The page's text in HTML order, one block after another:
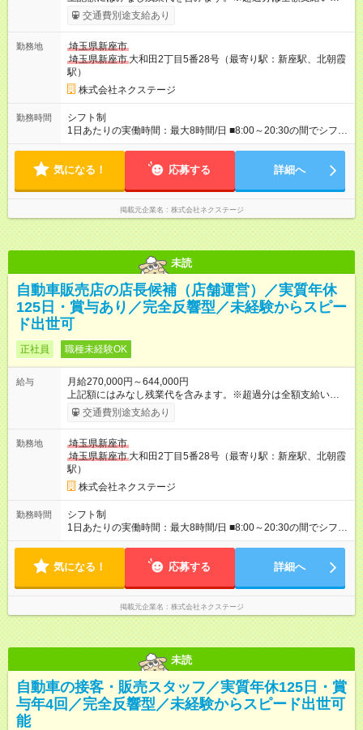
ます。 みなし残業代 59,000円／月 みなし残業時間 29時間／月
※スキル・能力等を考慮の上決定します。 ＼★ご希望の働き方
ーバル型（全国転勤あり） 月収32万円～64万4，000円 ※グロ
ーバル手当4万1，000円／月を含みます。 ■中域型（エリア内勤
務：県を跨ぐ転勤あり・転居は応相談） 月収29万円～60万7，
000円 ■地域限定型（転居を伴う転勤なし：通勤可能な範囲の
み） 月収270万～58万3，000円 【 昇給・賞与 】 ■昇給：年1
回 ■賞与：通常賞与/年4回＋チーム賞与/年2回（☆あなたの活躍
に合わせて支給！※規定あり） 【試用期間】試用期間あり 試用
交通費別途支給あり
勤務地
埼玉県新座市
埼玉県新座市 大和田2丁目5番28号（最寄り駅：新座駅、北朝霞
駅）
株式会社ネクステージ
勤務時間
シフト制
1日あたりの実働時間：最大8時間/日 ■8:00～20:30の間でシフト
制（実働8h／休憩60分） ※9:30～18:30（メイン時間帯）を軸
業が少なめなので、仕事終わりの趣味や家族と過ごす時間もた
気になる！ 応募する 詳細へ
掲載元企業名 株式会社ネクステージ
未読
自動車販売店の店長候補（店舗運営）／実質年休
125日・賞与あり／完全反響型／未経験からスピー
ド出世可
正社員 職種未経験OK
給与
月給270,000円～644,000円
上記額にはみなし残業代を含みます。※超過分は全額支給いたし
ます。 みなし残業代 59,000円／月 みなし残業時間 29時間／月
※スキル・能力等を考慮の上決定します。 ＼★ご希望の働き方
ーバル型（全国転勤あり） 月収32万円～64万4，000円 ※グロ
ーバル手当4万1，000円／月を含みます。 ■中域型（エリア内勤
務：県を跨ぐ転勤あり・転居は応相談） 月収29万円～60万7，
000円 ■地域限定型（転居を伴う転勤なし：通勤可能な範囲の
み） 月収270万～58万3，000円 【 昇給・賞与 】 ■昇給：年1
回 ■賞与：通常賞与/年4回＋チーム賞与/年2回（☆あなたの活躍
に合わせて支給！※規定あり） 【試用期間】試用期間あり 試用
交通費別途支給あり
勤務地
埼玉県新座市
埼玉県新座市 大和田2丁目5番28号（最寄り駅：新座駅、北朝霞
駅）
株式会社ネクステージ
勤務時間
シフト制
1日あたりの実働時間：最大8時間/日 ■8:00～20:30の間でシフト
制（実働8h／休憩60分） ※9:30～18:30（メイン時間帯）を軸
業が少なめなので、仕事終わりの趣味や家族と過ごす時間もた
気になる！ 応募する 詳細へ
掲載元企業名 株式会社ネクステージ
未読
自動車の接客・販売スタッフ／実質年休125日・賞
与年4回／完全反響型／未経験からスピード出世可
能